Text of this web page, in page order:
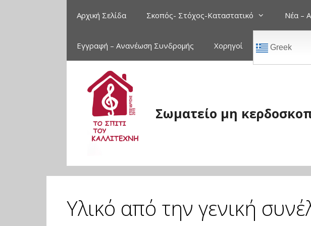
Αρχική Σελίδα Σκοπός- Στόχος-Καταστατικό Νέα –
Εγγραφή – Ανανέωση Συνδρομής Χορηγοί Greek
Σωματείο μη
Υλικό από την γενική